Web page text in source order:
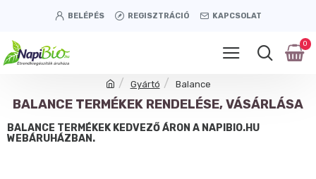
BELÉPÉS REGISZTRÁCIÓ KAPCSOLAT
0
Gyártó Balance
BALANCE TERMÉKEK RENDELÉSE, VÁSÁRLÁSA
BALANCE TERMÉKEK KEDVEZŐ ÁRON A NAPIBIO.HU
WEBÁRUHÁZBAN.